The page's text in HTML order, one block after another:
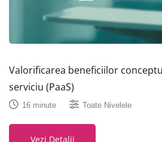
Valorificarea beneficiilor
serviciu (PaaS)
16 minute Toate Nivelele
Vezi Detalii